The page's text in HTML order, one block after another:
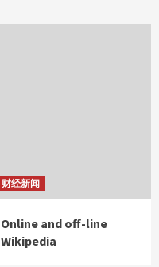
财经新闻
Online and off-line
Wikipedia